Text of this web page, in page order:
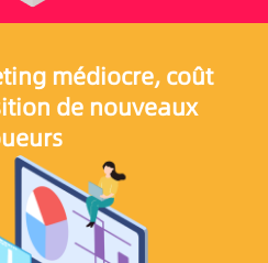
médiocre, coût
de nouveaux